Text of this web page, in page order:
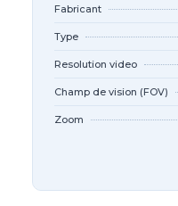
Fabricant
Type
Resolution video
Champ de vision (FOV)
Zoom